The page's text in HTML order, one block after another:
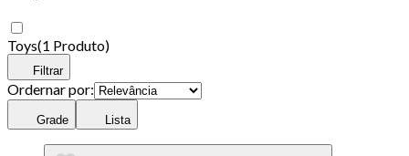
Toys(1 Produto)
Filtrar
Ordernar por:
Grade Lista